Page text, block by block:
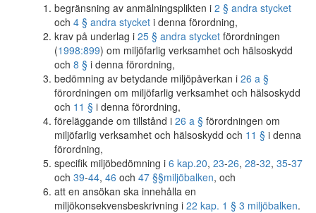
begränsning av anmälningsplikten i 2 § andra stycket
och 4 § andra stycket i denna förordning,
krav på underlag i 25 § andra stycket förordningen
(1998:899) om miljöfarlig verksamhet och hälsoskydd
och 8 § i denna förordning,
bedömning av betydande miljöpåverkan i 26 a §
förordningen om miljöfarlig verksamhet och hälsoskydd
och 11 § i denna förordning,
föreläggande om tillstånd i 26 a § förordningen om
miljöfarlig verksamhet och hälsoskydd och 11 § i denna
förordning,
specifik miljöbedömning i 6 kap.20, 23-26, 28-32, 35-37
och 39-44, 46 och 47 §§miljöbalken, och
att en ansökan ska innehålla en
miljökonsekvensbeskrivning i 22 kap. 1 § 3 miljöbalken.